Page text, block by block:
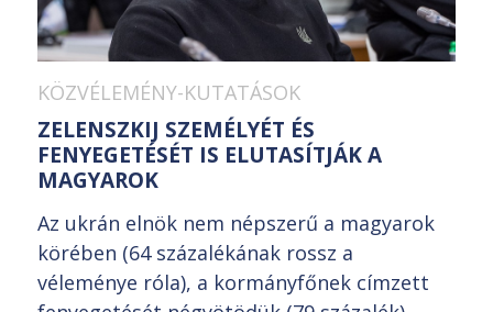
KÖZVÉLEMÉNY-KUTATÁSOK
ZELENSZKIJ SZEMÉLYÉT ÉS
FENYEGETÉSÉT IS ELUTASÍTJÁK A
MAGYAROK
Az ukrán elnök nem népszerű a magyarok
körében (64 százalékának rossz a
véleménye róla), a kormányfőnek címzett